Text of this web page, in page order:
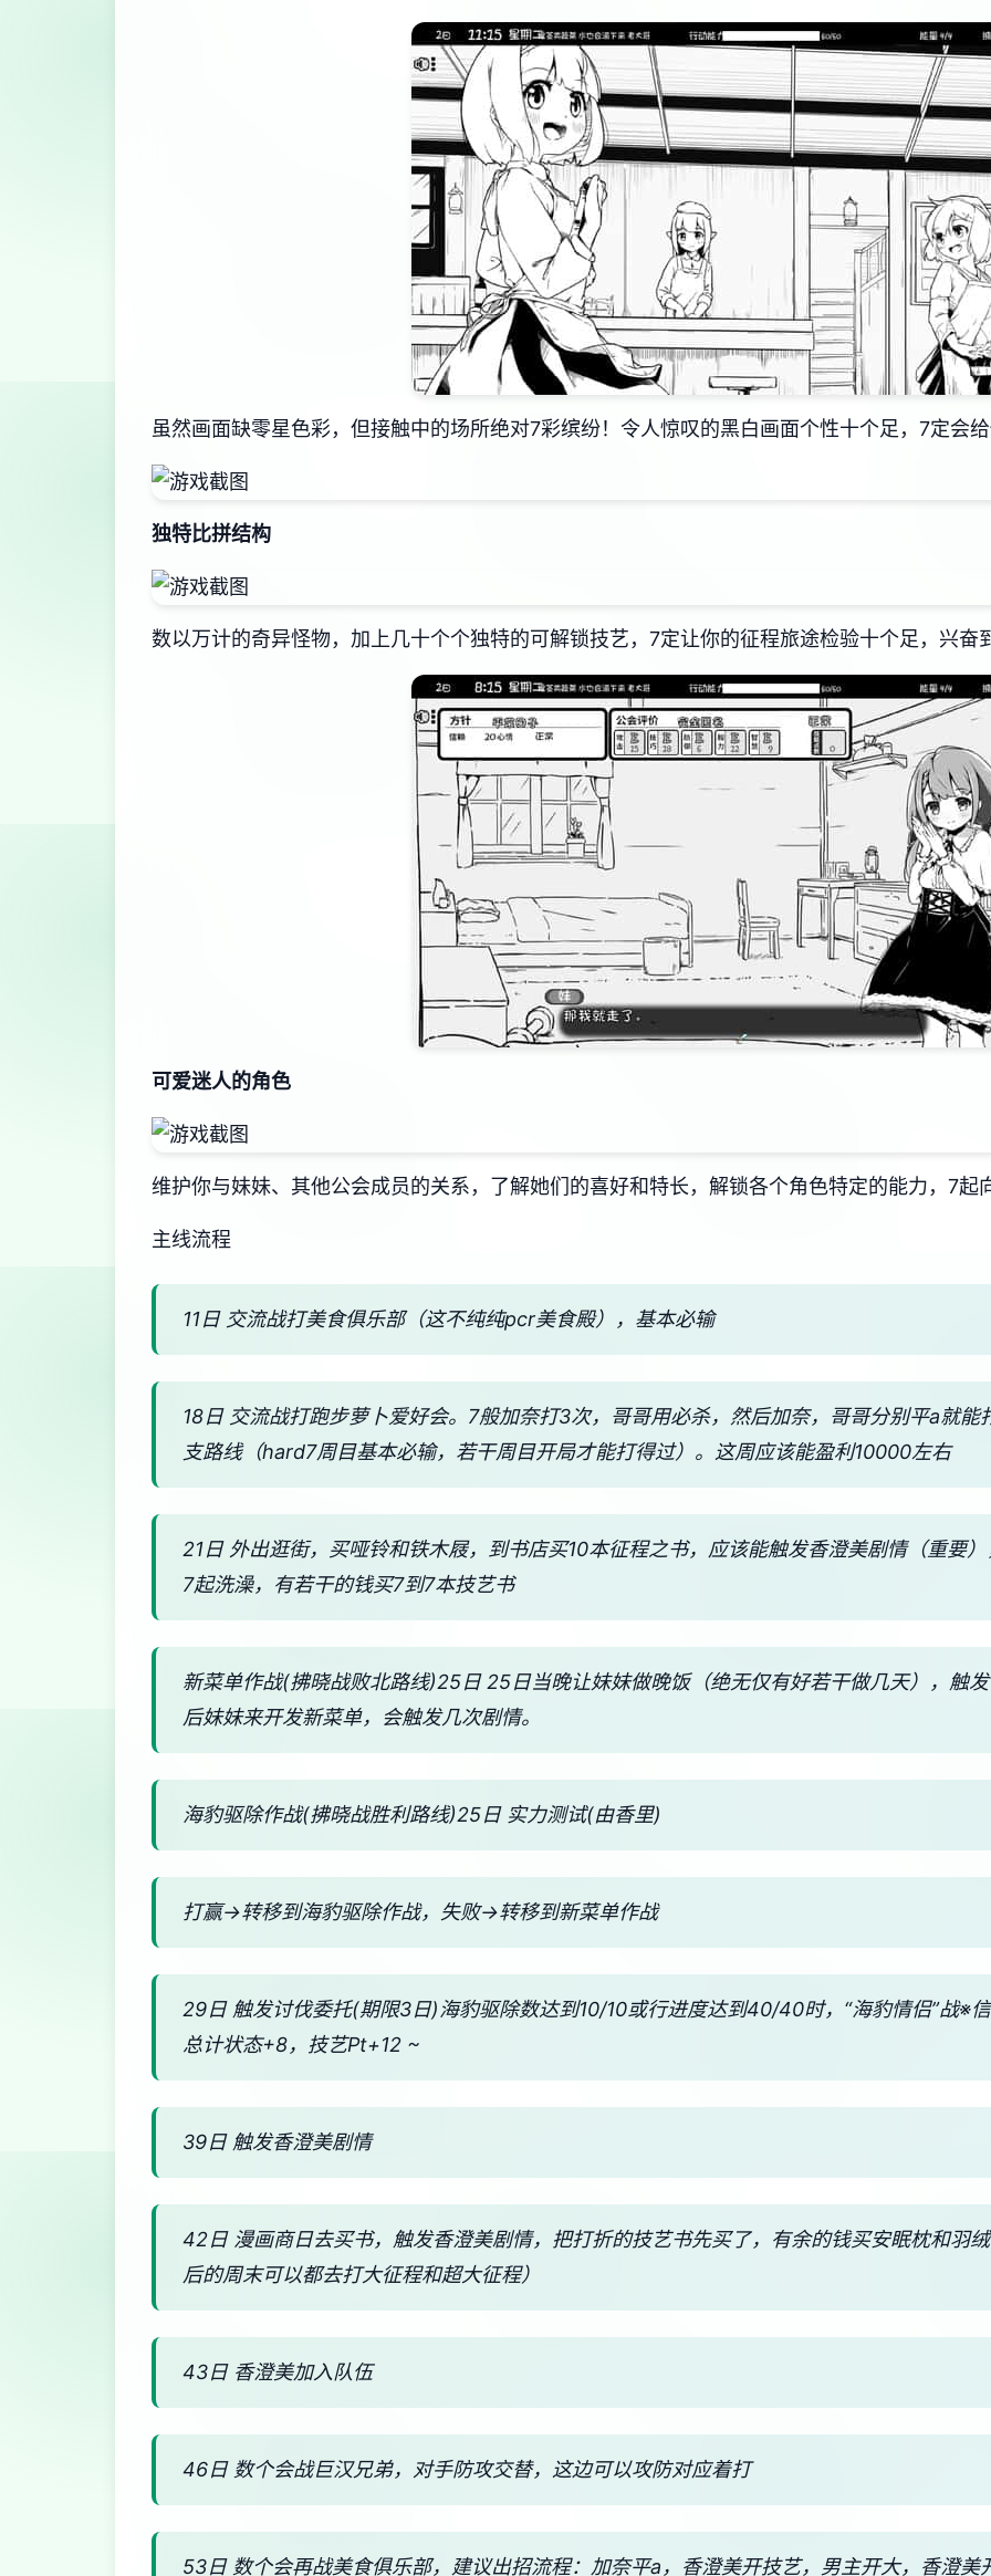
虽然画面缺零星色彩，但接触中的场所绝对7彩缤纷！令人惊叹的黑白画面个性十个足，7定会
独特比拼结构
数以万计的奇异怪物，加上几十个个独特的可解锁技艺，7定让你的征程旅途检验十个足，兴奋
可爱迷人的角色
维护你与妹妹、其他公会成员的关系，了解她们的喜好和特长，解锁各个角色特定的能力，7起
主线流程
11日 交流战打美食俱乐部（这不纯纯pcr美食殿），基本必输
18日 交流战打跑步萝卜爱好会。7般加奈打3次，哥哥用必杀，然后加奈，哥哥分别平a就
支路线（hard7周目基本必输，若干周目开局才能打得过）。这周应该能盈利10000左右
21日 外出逛街，买哑铃和铁木屐，到书店买10本征程之书，应该能触发香澄美剧情（重要
7起洗澡，有若干的钱买7到7本技艺书
新菜单作战(拂晓战败北路线)25日 25日当晚让妹妹做晚饭（绝无仅有好若干做几天），触
后妹妹来开发新菜单，会触发几次剧情。
海豹驱除作战(拂晓战胜利路线)25日 实力测试(由香里)
打赢→转移到海豹驱除作战，失败→转移到新菜单作战
29日 触发讨伐委托(期限3日)海豹驱除数达到10/10或行进度达到40/40时，“海豹情侣”战※
总计状态+8，技艺Pt+12 ~
39日 触发香澄美剧情
42日 漫画商日去买书，触发香澄美剧情，把打折的技艺书先买了，有余的钱买安眠枕和羽
后的周末可以都去打大征程和超大征程）
43日 香澄美加入队伍
46日 数个会战巨汉兄弟，对手防攻交替，这边可以攻防对应着打
53日 数个会再战美食俱乐部，建议出招流程：加奈平a，香澄美开技艺，男主开大，香澄美